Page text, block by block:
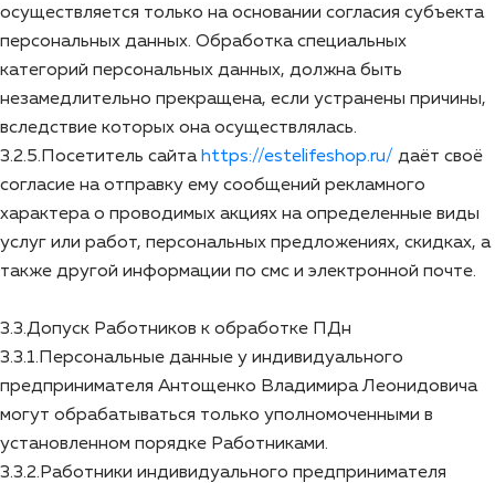
осуществляется только на основании согласия субъекта
персональных данных. Обработка специальных
категорий персональных данных, должна быть
незамедлительно прекращена, если устранены причины,
вследствие которых она осуществлялась.
3.2.5.Посетитель сайта https://estelifeshop.ru/ даёт своё
согласие на отправку ему сообщений рекламного
характера о проводимых акциях на определенные виды
услуг или работ, персональных предложениях, скидках, а
также другой информации по смс и электронной почте.
3.3.Допуск Работников к обработке ПДн
3.3.1.Персональные данные у индивидуального
предпринимателя Антощенко Владимира Леонидовича
могут обрабатываться только уполномоченными в
установленном порядке Работниками.
3.3.2.Работники индивидуального предпринимателя